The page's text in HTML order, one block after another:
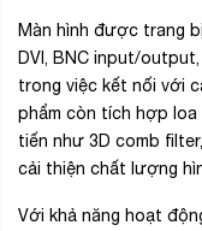
Màn hình được trang
DVI, BNC input/
trong việc kết nối với
phẩm còn tích hợp loa
tiến như 3D comb
cải thiện chất lượng
Với khả năng hoạt